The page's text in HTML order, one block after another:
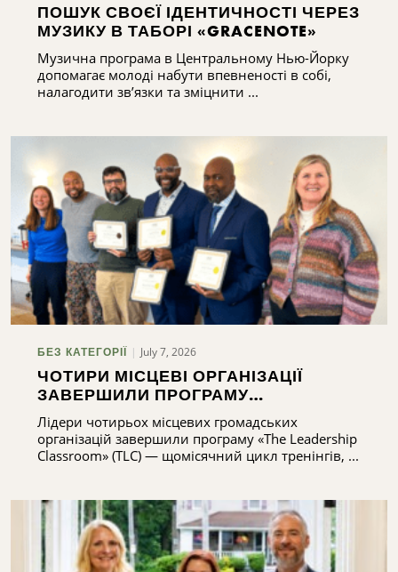
ПОШУК СВОЄЇ ІДЕНТИЧНОСТІ ЧЕРЕЗ
МУЗИКУ В ТАБОРІ «GRACENOTE»
Музична програма в Центральному Нью-Йорку
допомагає молоді набути впевненості в собі,
налагодити зв’язки та зміцнити ...
БЕЗ КАТЕГОРІЇ July 7, 2026
ЧОТИРИ МІСЦЕВІ ОРГАНІЗАЦІЇ
ЗАВЕРШИЛИ ПРОГРАМУ
ПІДГОТОВКИ ЛІДЕРІВ
Лідери чотирьох місцевих громадських
організацій завершили програму «The Leadership
Classroom» (TLC) — щомісячний цикл тренінгів, ...